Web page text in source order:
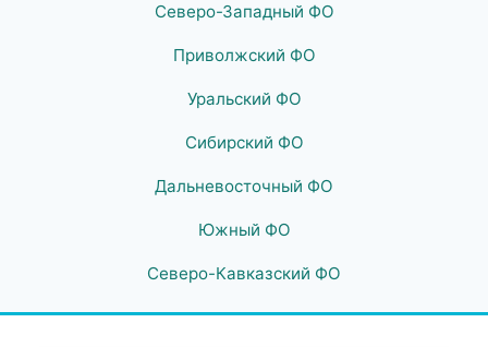
Северо-Западный ФО
Приволжский ФО
Уральский ФО
Сибирский ФО
Дальневосточный ФО
Южный ФО
Северо-Кавказский ФО